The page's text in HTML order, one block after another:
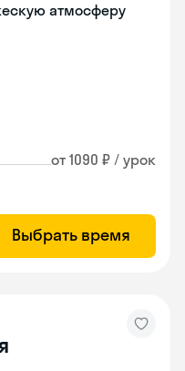
атмосферу
от 1090 ₽ / урок
Выбрать время